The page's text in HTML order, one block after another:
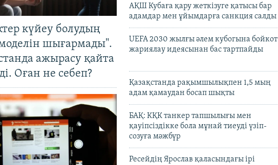
күйеу болудың
шығармады".
ажырасу қайта
Оған не себеп?
АҚШ Кубаға қару жеткізуге қатысы бар
адамдар мен ұйымдарға санкция салды
UEFA 2030 жылғы әлем кубогына бойкот
жариялау идеясынан бас тартпайды
Қазақстанда рақымшылықпен 1,5 мың
адам қамаудан босап шықты
БАҚ: КҚК танкер тапшылығы мен
қауіпсіздікке бола мұнай тиеуді үзіп-
созуға мәжбүр
Ресейдің Ярослав қаласындағы ірі